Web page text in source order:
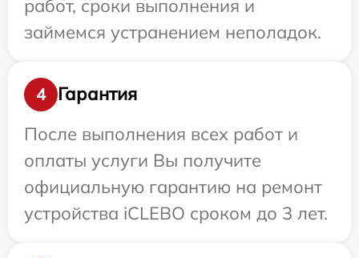
работ, сроки выполнения и
займемся устранением неполадок.
4
Гарантия
После выполнения всех работ и
оплаты услуги Вы получите
официальную гарантию на ремонт
устройства iCLEBO сроком до 3 лет.